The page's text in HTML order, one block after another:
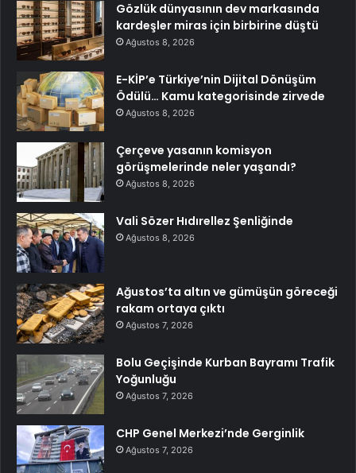
Gözlük dünyasının dev markasında
kardeşler miras için birbirine düştü
Ağustos 8, 2026
E-KİP’e Türkiye’nin Dijital Dönüşüm
Ödülü… Kamu kategorisinde zirvede
Ağustos 8, 2026
Çerçeve yasanın komisyon
görüşmelerinde neler yaşandı?
Ağustos 8, 2026
Vali Sözer Hıdırellez Şenliğinde
Ağustos 8, 2026
Ağustos’ta altın ve gümüşün göreceği
rakam ortaya çıktı
Ağustos 7, 2026
Bolu Geçişinde Kurban Bayramı Trafik
Yoğunluğu
Ağustos 7, 2026
CHP Genel Merkezi’nde Gerginlik
Ağustos 7, 2026